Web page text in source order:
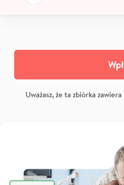
Uważasz, że ta zbiórka zawiera